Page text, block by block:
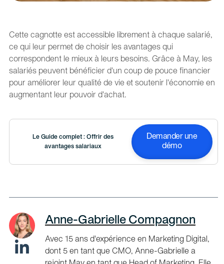
Cette cagnotte est accessible librement à chaque salarié,
ce qui leur permet de choisir les avantages qui
correspondent le mieux à leurs besoins. Grâce à May, les
salariés peuvent bénéficier d'un coup de pouce financier
pour améliorer leur qualité de vie et soutenir l'économie en
augmentant leur pouvoir d'achat.
Le Guide complet : Offrir des
avantages salariaux
Demander une
démo
Anne-Gabrielle Compagnon
Avec 15 ans d'expérience en Marketing Digital,
dont 5 en tant que CMO, Anne-Gabrielle a